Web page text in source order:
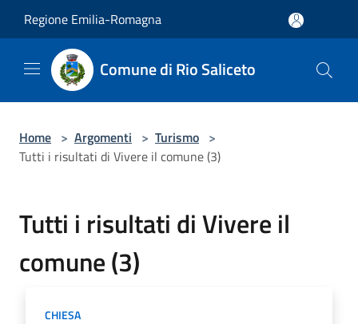
Regione Emilia-Romagna
Comune di Rio Saliceto
Home > Argomenti > Turismo >
Tutti i risultati di Vivere il comune (3)
Tutti i risultati di Vivere il
comune (3)
CHIESA